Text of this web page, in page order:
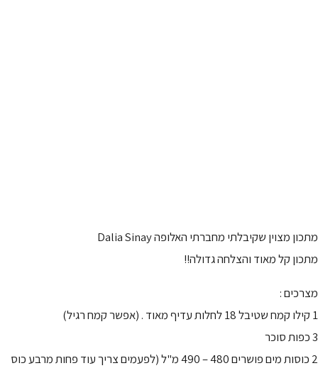
מתכון מצוין שקיבלתי מחברתי האלופה Dalia Sinay
מתכון קל מאוד והצלחה גדולה!!
מצרכים :
1 קילו קמח שטיבל 18 לחלות עדיף מאוד . (אפשר קמח רגיל)
3 כפות סוכר
2 כוסות מים פושרים 480 – 490 מ"ל (לפעמים צריך עוד פחות מרבע כוס